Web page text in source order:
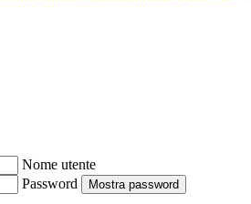
Nome utente
Password
Mostra password